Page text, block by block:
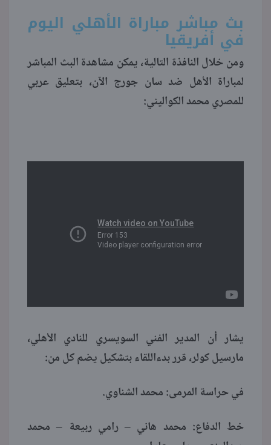
بث مباشر مباراة الأهلي اليوم
في أفريقيا
ومن خلال النافذة التالية، يمكن مشاهدة البث المباشر
لمباراة الأهل ضد سان جورج الآن، بتعليق عربي
للمصري محمد الكواليني:
يشار أن المدير الفني السويسري للنادي الأهلي،
مارسيل كولر، قرر بدءاللقاء بتشكيل يضم كل من:
في حراسة المرمى: محمد الشناوي.
خط الدفاع: محمد هاني – رامي ربيعة – محمد